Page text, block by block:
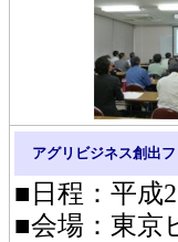
アグリビジネス創出
■日程：平成
■会場：東京